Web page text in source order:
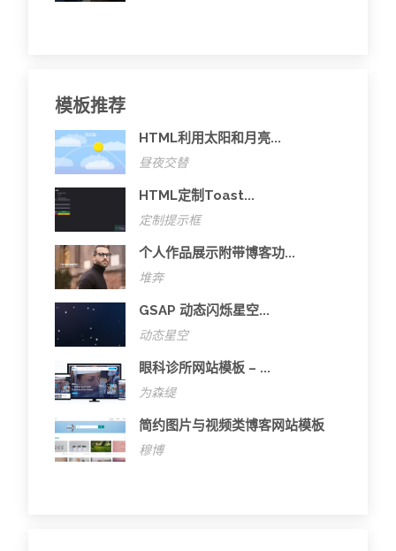
模板推荐
HTML利用太阳和月亮...
昼夜交替
HTML定制Toast...
定制提示框
个人作品展示附带博客功...
堆奔
GSAP 动态闪烁星空...
动态星空
眼科诊所网站模板 – ...
为森缇
简约图片与视频类博客网站模板
穆博